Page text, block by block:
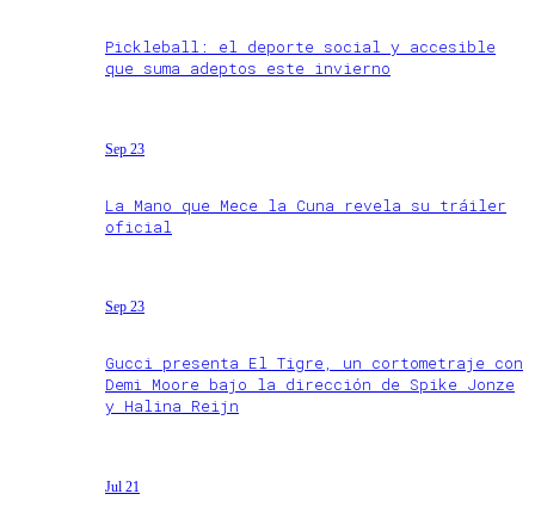
Pickleball: el deporte social y accesible
que suma adeptos este invierno
Sep 23
La Mano que Mece la Cuna revela su tráiler
oficial
Sep 23
Gucci presenta El Tigre, un cortometraje con
Demi Moore bajo la dirección de Spike Jonze
y Halina Reijn
Jul 21